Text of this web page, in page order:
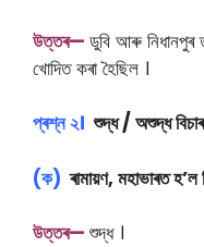
উত্তৰ— ডুবি আৰু নিধানপুৰ
খোদিত কৰা হৈছিল ।
প্ৰশ্ন ২। শুদ্ধ / অশুদ্ধ
(ক) ৰামায়ণ, মহাভাৰত হ’ল
উত্তৰ— শুদ্ধ ।